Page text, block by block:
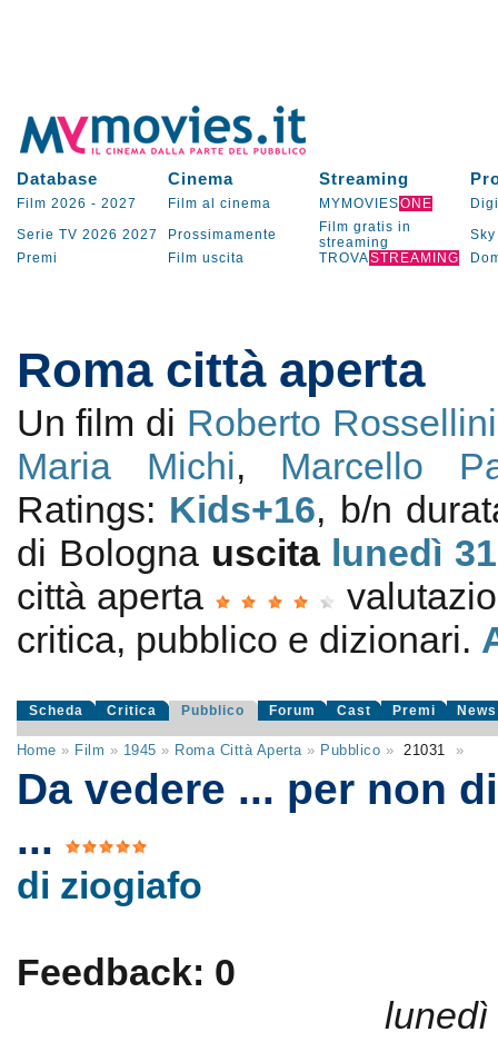
Database Cinema Streaming
Film 2026 - 2027 Film al cinema MYMOVIESONE
Serie TV 2026 2027 Prossimamente
Film gratis in
streaming
Sky
Premi
Film uscita TROVASTREAMING
Roma città aperta
Un film di Roberto Rossellini
Maria Michi, Marcello
Ratings: Kids+16, b/n
di Bologna uscita lunedì 31
città aperta
critica, pubblico e dizionari.
Scheda Critica Pubblico Forum Cast Premi News
Home » Film » 1945 » Roma Città Aperta» Pubblico » 21031 »
Da vedere ... per non
...
di ziogiafo
Feedback: 0
lunedì